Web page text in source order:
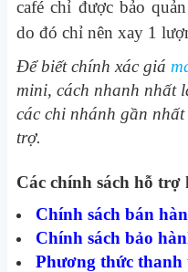
café chỉ được bảo
do đó chỉ nên xay 1
Để biết chính xác giá
mini, cách nhanh nhất
các chi nhánh gần
trợ.
Các chính sách hỗ
Chính sách bán
Chính sách bảo
Phương thức thanh